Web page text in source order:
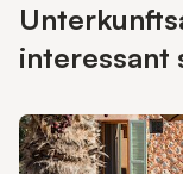
interessant